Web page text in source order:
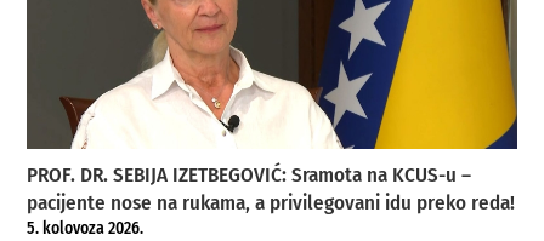
PROF. DR. SEBIJA IZETBEGOVIĆ: Sramota na KCUS-u –
pacijente nose na rukama, a privilegovani idu preko reda!
5. kolovoza 2026.